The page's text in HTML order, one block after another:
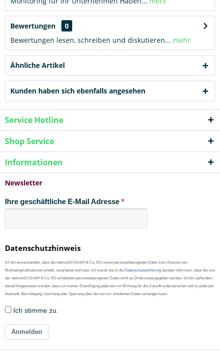
Bewertungen
0
Bewertungen lesen, schreiben und diskutieren... mehr
Ähnliche Artikel
Kunden haben sich ebenfalls angesehen
Service Hotline
Shop Service
Informationen
Newsletter
Ihre geschäftliche E-Mail Adresse
Datenschutzhinweis
Ich bin einverstanden, dass die netmon24 GmbH & Co. KG meine personenbezogenen Daten zum Zwecke von
Marketingmaßnahmen erhebt, verarbeitet und nutzt. Ich wurde durch die Datenschutzerklärung darüber informiert, dass die von
der netmon24 GmbH & Co. KG erhobenen personenbezogenen Daten nicht an Dritte weitergegeben werden. Ich bin außerdem
darauf hingewiesen worden, dass ich meiner Einwilligung jederzeit mit Wirkung für die Zukunft widersprechen und zu jederzeit
Auskunft, Berichtigung, Löschung oder Sperrung über die von mir erhobenen Daten verlangen kann.
Ich stimme zu.
Anmelden